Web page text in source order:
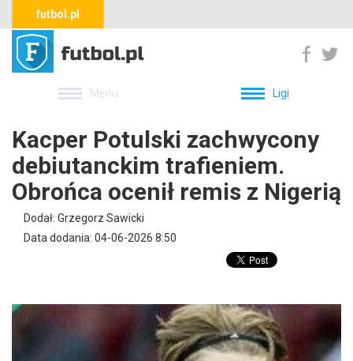
futbol.pl
Menu Ligi
Kacper Potulski zachwycony
debiutanckim trafieniem.
Obrońca ocenił remis z Nigerią
Dodał: Grzegorz Sawicki
Data dodania: 04-06-2026 8:50